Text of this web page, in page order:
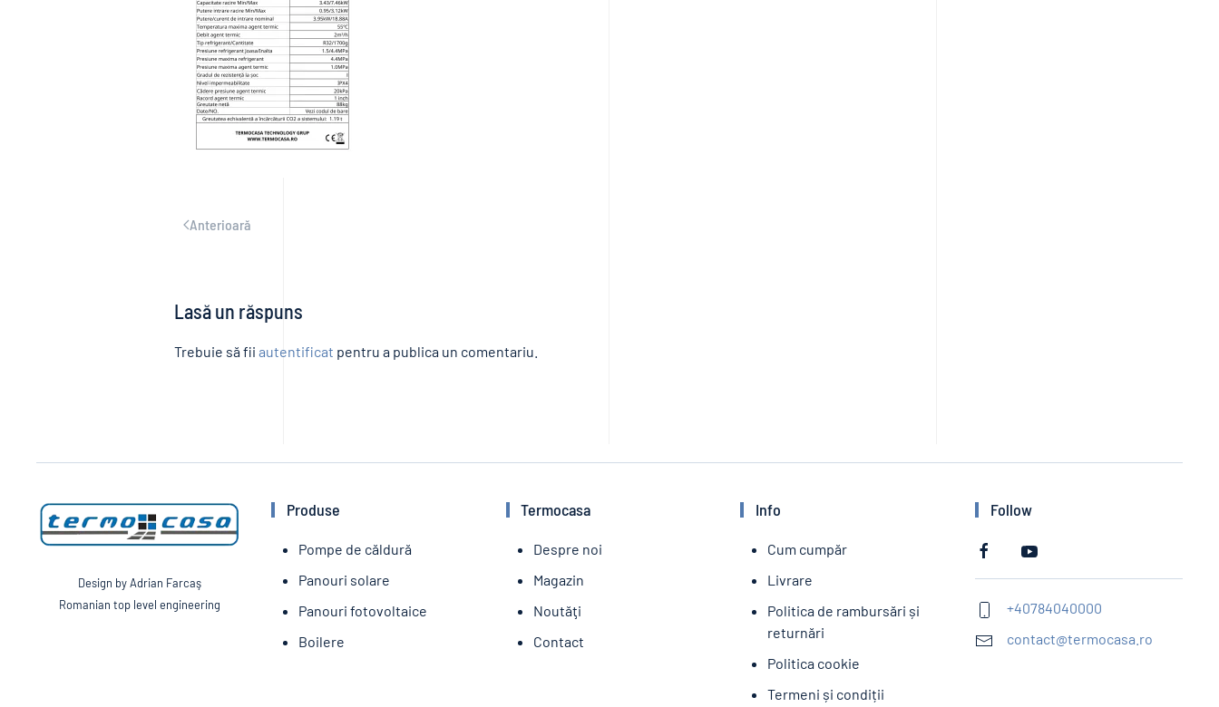
Anterioară
Lasă un răspuns
Trebuie să fii autentificat pentru a publica un comentariu.
Design by Adrian Farcaş
Romanian top level engineering
Produse
Pompe de căldură
Panouri solare
Panouri fotovoltaice
Boilere
Termocasa
Despre noi
Magazin
Noutăţi
Contact
Info
Cum cumpăr
Livrare
Politica de rambursări și
returnări
Politica cookie
Termeni și condiții
Follow
+40784040000
contact@termocasa.ro